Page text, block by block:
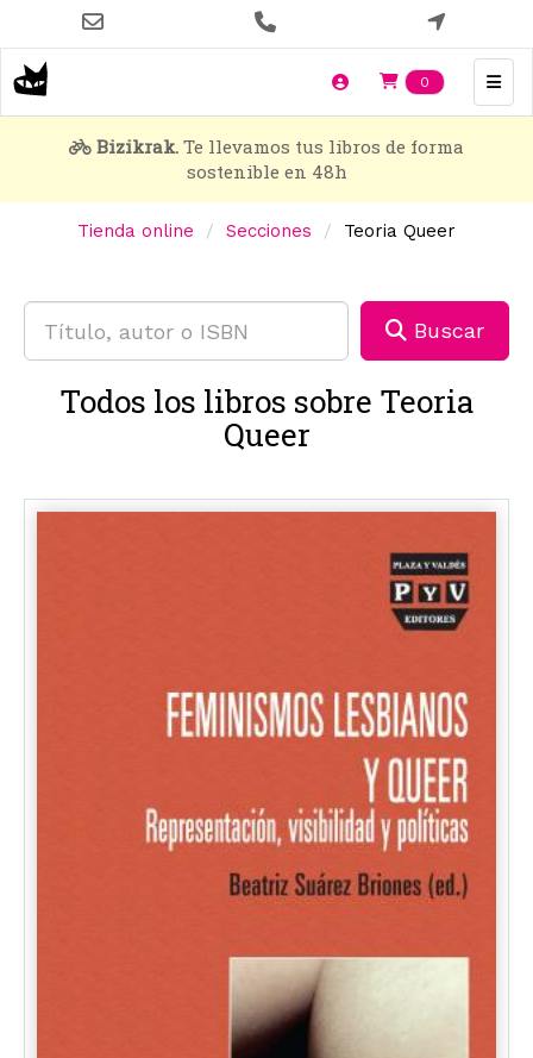
contenido
principal
0 Items en
Bizikrak. Te llevamos tus libros de forma
sostenible en 48h
Tienda online Secciones Teoria Queer
Buscar
Todos los libros sobre Teoria
Queer